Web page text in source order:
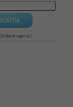
Забыли пароль?